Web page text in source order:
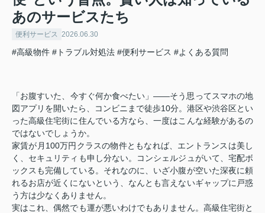
あのサービスたち
便利サービス 2026.06.30
#高級物件 #トラブル対処法 #便利サービス #よくある質問
「お腹すいた、今すぐ何か食べたい」——そう思ってスマホの地
図アプリを開いたら、コンビニまで徒歩10分。港区や渋谷区とい
った高級住宅街に住んでいる方なら、一度はこんな経験があるの
ではないでしょうか。
家賃が月100万円クラスの物件ともなれば、エントランスは美し
く、セキュリティも申し分ない。コンシェルジュがいて、宅配ボ
ックスも完備している。それなのに、いざ小腹が空いた深夜に頼
れるお店が近くにないという、なんとも言えないギャップに戸惑
う方は少なくありません。
実はこれ、偶然でも運が悪いわけでもありません。高級住宅街と